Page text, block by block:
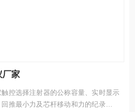
厂家
控选择注射器的公称容量、实时显示
推最小力及芯杆移动和力的纪录图，